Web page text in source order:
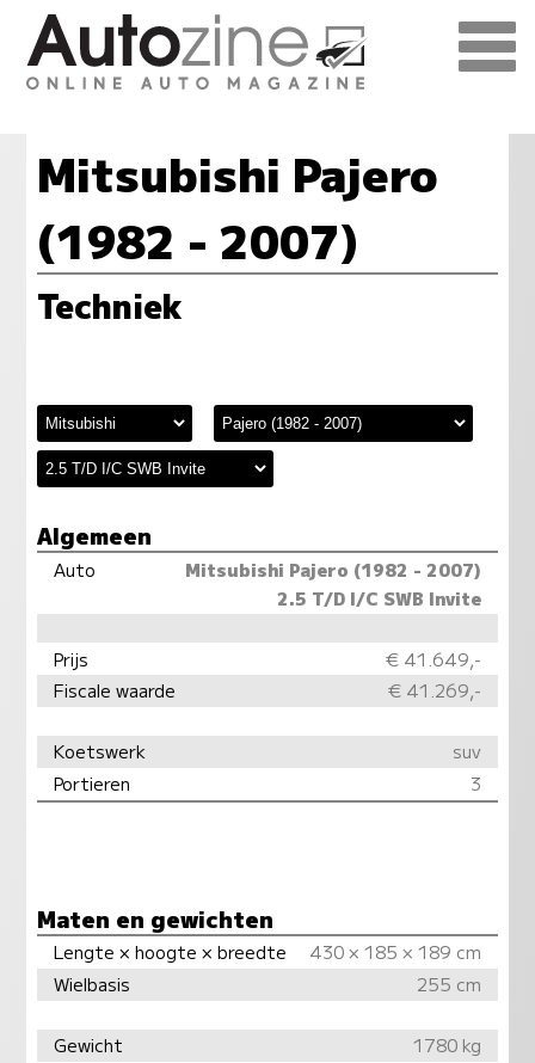
Mitsubishi Pajero
(1982 - 2007)
Techniek
Algemeen
Auto
Mitsubishi Pajero (1982 - 2007)
2.5 T/D I/C SWB Invite
Prijs
€ 41.649,-
Fiscale waarde
€ 41.269,-
Koetswerk
suv
Portieren
3
Maten en gewichten
Lengte × hoogte × breedte
430 × 185 × 189 cm
Wielbasis
255 cm
Gewicht
1780 kg